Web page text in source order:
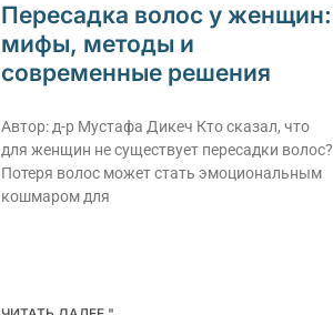
Пересадка волос у женщин:
мифы, методы и
современные решения
Автор: д-р Мустафа Дикеч Кто сказал, что
для женщин не существует пересадки волос?
Потеря волос может стать эмоциональным
кошмаром для